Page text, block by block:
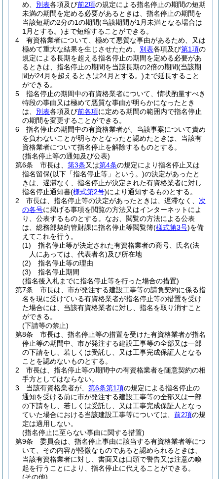
め、 別表各項及び前2項の規定による指名停止の期間の短期
未満の期間を定める必要があるときは、指名停止の期間を
当該短期の2分の1の期間(当該期間が1月未満となる場合は
1月とする。) まで短縮することができる。
4
有資格業者について、極めて悪質な事由があるため、又は
極めて重大な結果を生じさせたため、 別表各項及び第1項の
規定による長期を超える指名停止の期間を定める必要があ
るときは、指名停止の期間を当該長期の2倍の期間(当該期
間が24月を超えるときは24月とする。) まで延長すること
ができる。
5
指名停止の期間中の有資格業者について、情状酌量すべき
特段の事由又は極めて悪質な事由が明らかになったとき
は、 別表各項及び前各項に定める期間の範囲内で指名停止
の期間を変更することができる。
6
指名停止の期間中の有資格業者が、当該事案について責め
を負わないことが明らかとなったと認めたときは、当該有
資格業者について指名停止を解除するものとする。
(指名停止等の通知及び公表)
第6条
市長は、 第3条又は第4条の規定により指名停止又は
指名留保(以下「指名停止等」という。)の決定があったと
きは、遅滞なく、指名停止が決定された有資格業者に対し
指名停止通知書(様式第2号)により通知するものとする。
2
市長は、指名停止等の決定があったときは、遅滞なく、 次
の各号に掲げる事項を閲覧の方法又はインターネットによ
り、公表するものとする。 なお、閲覧の方法による公表
は、総務部契約管財課に指名停止等閲覧簿(様式第3号)を備
えてこれを行う。
(1)
指名停止等が決定された有資格業者の商号、氏名(法
人にあっては、代表者名)及び所在地
(2)
指名停止等の理由
(3)
指名停止期間
(指名後入札までに指名停止等を行った場合の措置)
第7条
市長は、市が発注する建設工事等の請負契約に係る指
名を現に受けている有資格業者が指名停止等の措置を受け
た場合には、当該有資格業者に対し、指名を取り消すこと
ができる。
(下請等の禁止)
第8条
市長は、指名停止等の措置を受けた有資格業者が指名
停止等の期間中、市が発注する建設工事等の全部又は一部
の下請をし、若しくは受託し、又は工事完成保証人となる
ことを認めないものとする。
2
市長は、指名停止等の期間中の有資格業者を随意契約の相
手方としてはならない。
3
当該有資格業者が、 第6条第1項の規定による指名停止の
通知を受ける前に市が発注する建設工事等の全部又は一部
の下請をし、若しくは受託し、又は工事完成保証人となっ
ていた場合における当該建設工事等については、 前2項の規
定は適用しない。
(指名停止に至らない事由に関する措置)
第9条
委員会は、指名停止事由に該当する有資格業者等につ
いて、その内容が軽微なものであると認められるときは、
当該有資格業者に対し、書面又は口頭で警告又は注意の喚
起を行うことにより、指名停止に代えることができる。
(その他)